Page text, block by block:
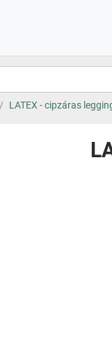
LATEX - cipzáras